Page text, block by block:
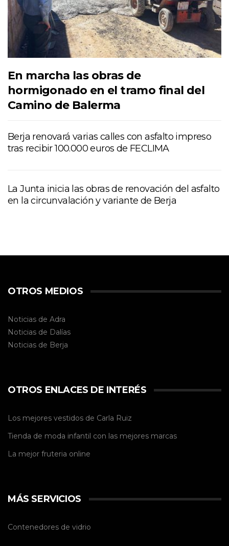
En marcha las obras de
hormigonado en el tramo final del
Camino de Balerma
Berja renovará varias calles con asfalto impreso
tras recibir 100.000 euros de FECLIMA
La Junta inicia las obras de renovación del asfalto
en la circunvalación y variante de Berja
OTROS MEDIOS
Noticias de Adra
Noticias de Dalías
Noticias de Berja
OTROS ENLACES DE INTERÉS
Los mejores vestidos de Carla Ruiz
Tienda de moda infantil con las mejores marcas
La mejor fruteria online
MÁS SERVICIOS
Contenedores de vidrio